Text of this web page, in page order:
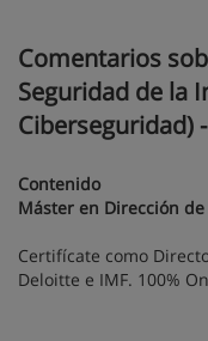
Comentarios
Seguridad de la
Ciberseguridad)
Contenido
Máster en Dirección
Certifícate como
Deloitte e IMF. 100%